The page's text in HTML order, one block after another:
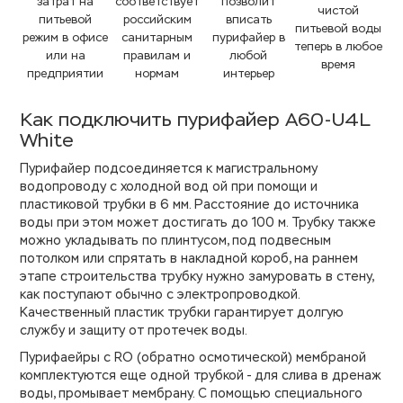
питьевой
режим в офисе
или на
предприятии
российским
санитарным
правилам и
нормам
вписать
пурифайер в
любой
интерьер
чистой
питьевой воды
теперь в любое
время
Как подключить пурифайер A60-U4L
White
Пурифайер подсоединяется к магистральному
водопроводу с холодной вод ой при помощи и
пластиковой трубки в 6 мм. Расстояние до источника
воды при этом может достигать до 100 м. Трубку также
можно укладывать по плинтусом, под подвесным
потолком или спрятать в накладной короб, на раннем
этапе строительства трубку нужно замуровать в стену,
как поступают обычно с электропроводкой.
Качественный пластик трубки гарантирует долгую
службу и защиту от протечек воды.
Пурифаейры с RO (обратно осмотической) мембраной
комплектуются еще одной трубкой - для слива в дренаж
воды, промывает мембрану. С помощью специального